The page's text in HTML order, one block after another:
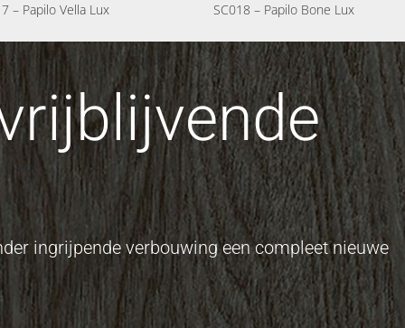
– Papilo Vella Lux SC018 – Papilo Bone Lux
ingrijpende verbouwing een compleet nieuwe